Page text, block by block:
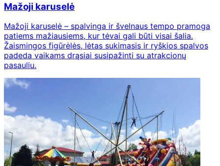
Mažoji karuselė
Mažoji karuselė – spalvinga ir švelnaus tempo pramoga
patiems mažiausiems, kur tėvai gali būti visai šalia.
Žaismingos figūrėlės, lėtas sukimasis ir ryškios spalvos
padeda vaikams drąsiai susipažinti su atrakcionų
pasauliu.